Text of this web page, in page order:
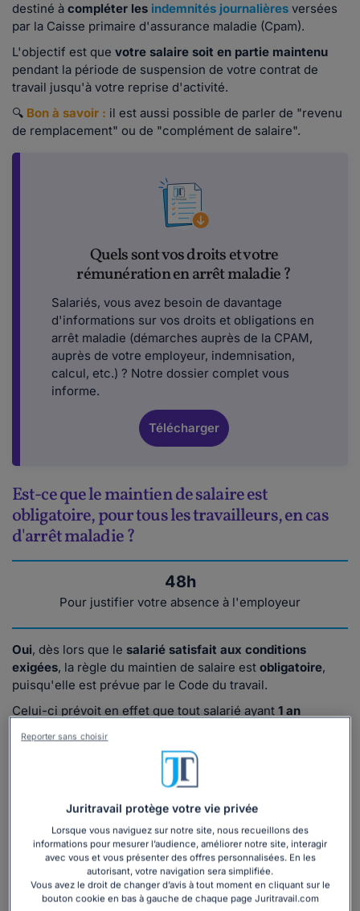
destiné à compléter les indemnités journalières versées
par la Caisse primaire d'assurance maladie (Cpam).
L'objectif est que votre salaire soit en partie maintenu
pendant la période de suspension de votre contrat de
travail jusqu'à votre reprise d'activité.
🔍 Bon à savoir : il est aussi possible de parler de "revenu
de remplacement" ou de "complément de salaire".
Quels sont vos droits et votre
rémunération en arrêt maladie ?
Salariés, vous avez besoin de davantage
d'informations sur vos droits et obligations en
arrêt maladie (démarches auprès de la CPAM,
auprès de votre employeur, indemnisation,
calcul, etc.) ? Notre dossier complet vous
informe.
Télécharger
Est-ce que le maintien de salaire est
obligatoire, pour tous les travailleurs, en cas
d'arrêt maladie ?
48h
Pour justifier votre absence à l'employeur
Oui, dès lors que le salarié satisfait aux conditions
exigées, la règle du maintien de salaire est obligatoire,
puisqu'elle est prévue par le Code du travail.
Celui-ci prévoit en effet que tout salarié ayant 1 an
maladie ou d'accident médicalement constaté, d'une
indemnisation complémentaireà l'indemnité journalière
de Sécurité sociale (IJSS)(1).
Pour cela, le salarié doit, outre justifier d'une ancienneté
au moins égale à 1 an, remplir lesconditionssuivantes :
il doit être pris en charge par la Sécurité Sociale;
il doit recevoir des soins en Franceou dans l'un des
autres États membres de l'Union européenne (UE) ou
Juritravail protège votre vie privée
Lorsque vous naviguez sur notre site, nous recueillons des
informations pour mesurer l’audience, améliorer notre site, interagir
avec vous et vous présenter des offres personnalisées. En les
autorisant, votre navigation sera simplifiée.
Vous avez le droit de changer d’avis à tout moment en cliquant sur le
bouton cookie en bas à gauche de chaque page Juritravail.com
Reporter sans choisir